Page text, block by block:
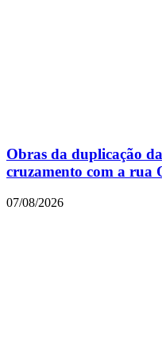
Obras da duplicação
cruzamento com a rua
07/08/2026